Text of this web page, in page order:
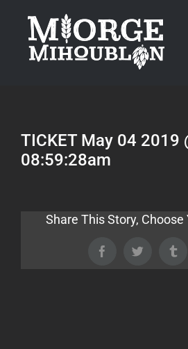
contenu
TICKET May 04 2019
08:59:28am
Share This Story,
FacebookTwitter